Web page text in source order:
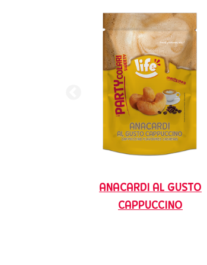
per concludere la serata in
bellezza.
ANACARDI AL GUSTO
CAPPUCCINO